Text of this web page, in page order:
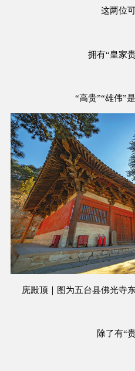
这两位
拥有“皇家
“高贵”“雄伟”
庑殿顶｜图为五台县佛光寺
除了有“